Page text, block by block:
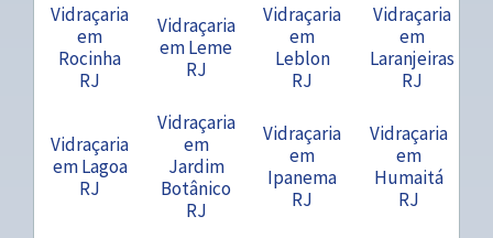
Vidraçaria
em
Rocinha
RJ
Vidraçaria
em Leme
RJ
Vidraçaria
em
Leblon
RJ
Vidraçaria
em
Laranjeiras
RJ
Vidraçaria
em Lagoa
RJ
Vidraçaria
em
Jardim
Botânico
RJ
Vidraçaria
em
Ipanema
RJ
Vidraçaria
em
Humaitá
RJ